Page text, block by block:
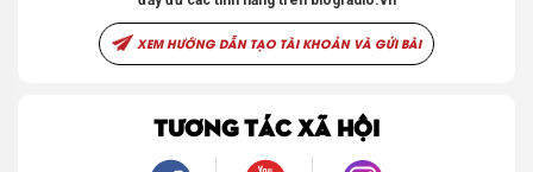
XEM HƯỚNG DẪN TẠO TÀI KHOẢN VÀ GỬI BÀI
TƯƠNG TÁC XÃ HỘI